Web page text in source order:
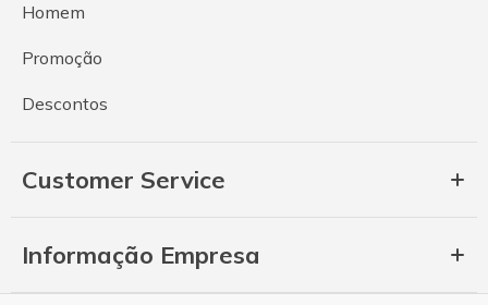
Homem
Promoção
Descontos
Customer Service
Informação Empresa